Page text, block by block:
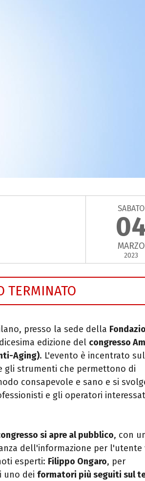
SABATO
MARZO
2023
TERMINATO
presso la sede della
edizione del congresso
Aging). L'evento è incentrato
gli strumenti che permettono di
consapevole e sano e si
e gli operatori
si apre al pubblico, con
dell'informazione per l'utente
esperti: Filippo Ongaro, per
uno dei formatori più seguiti sul